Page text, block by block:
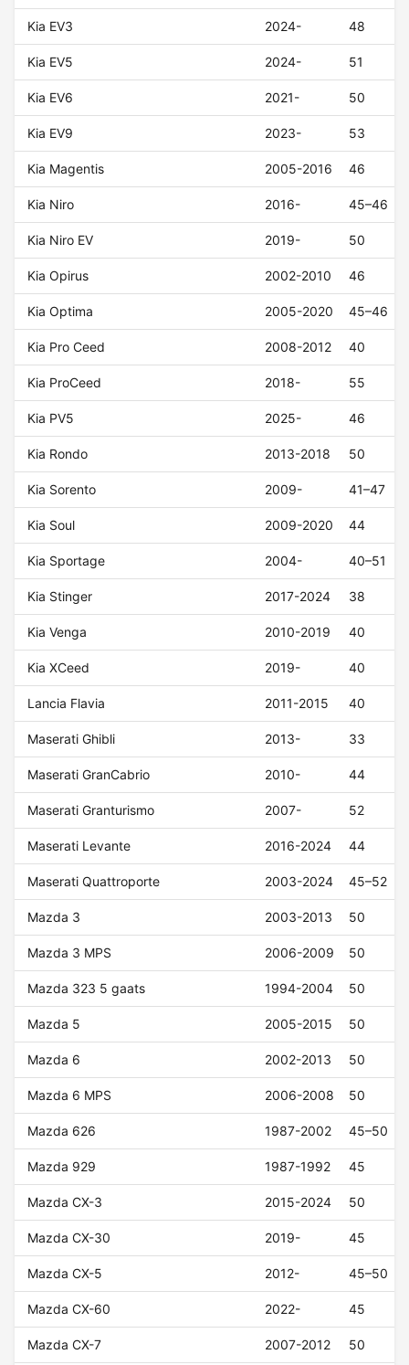
Kia EV3 2024- 48
Kia EV5 2024- 51
Kia EV6 2021- 50
Kia EV9 2023- 53
Kia Magentis 2005-2016 46
Kia Niro 2016- 45–46
Kia Niro EV 2019- 50
Kia Opirus 2002-2010 46
Kia Optima 2005-2020 45–46
Kia Pro Ceed 2008-2012 40
Kia ProCeed 2018- 55
Kia PV5 2025- 46
Kia Rondo 2013-2018 50
Kia Sorento 2009- 41–47
Kia Soul 2009-2020 44
Kia Sportage 2004- 40–51
Kia Stinger 2017-2024 38
Kia Venga 2010-2019 40
Kia XCeed 2019- 40
Lancia Flavia 2011-2015 40
Maserati Ghibli 2013- 33
Maserati GranCabrio 2010- 44
Maserati Granturismo 2007- 52
Maserati Levante 2016-2024 44
Maserati Quattroporte 2003-2024 45–52
Mazda 3 2003-2013 50
Mazda 3 MPS 2006-2009 50
Mazda 323 5 gaats 1994-2004 50
Mazda 5 2005-2015 50
Mazda 6 2002-2013 50
Mazda 6 MPS 2006-2008 50
Mazda 626 1987-2002 45–50
Mazda 929 1987-1992 45
Mazda CX-3 2015-2024 50
Mazda CX-30 2019- 45
Mazda CX-5 2012- 45–50
Mazda CX-60 2022- 45
Mazda CX-7 2007-2012 50